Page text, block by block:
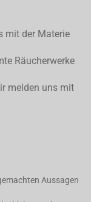
mit der Materie
Räucherwerke
melden uns mit
Aussagen